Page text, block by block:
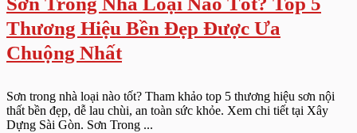
Thương Hiệu Bền Đẹp Được Ưa
Chuộng Nhất
Sơn trong nhà loại nào tốt? Tham khảo top 5 thương hiệu sơn nội
thất bền đẹp, dễ lau chùi, an toàn sức khỏe. Xem chi tiết tại Xây
Dựng Sài Gòn. Sơn Trong ...